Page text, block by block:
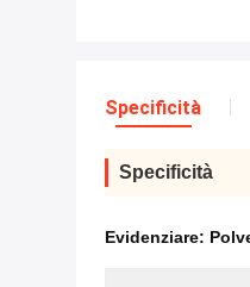
Specificità
Specificità
Evidenziare: